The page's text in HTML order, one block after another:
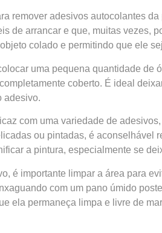
remover adesivos autocolantes
de arrancar e que, muitas vezes,
colado e permitindo que ele
uma pequena quantidade
coberto. É ideal
adesivo.
com uma variedade de
ou pintadas, é aconselhável
a pintura, especialmente se
é importante limpar a área para
com um pano úmido
ela permaneça limpa e livre de